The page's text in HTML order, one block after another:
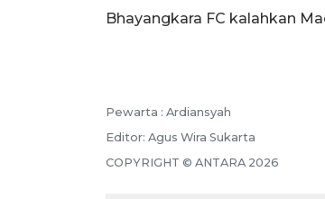
Bhayangkara FC kalahkan
Pewarta : Ardiansyah
Editor: Agus Wira Sukarta
COPYRIGHT © ANTARA 2026